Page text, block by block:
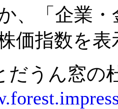
、「企業
価指数を
だうん窓の